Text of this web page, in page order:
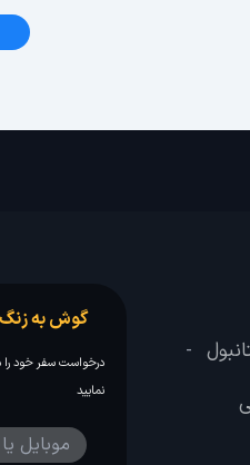
-
گوش به
درخواست سفر خود را
نمایید